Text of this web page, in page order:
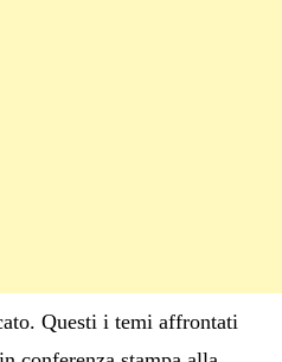
Questi i temi affrontati